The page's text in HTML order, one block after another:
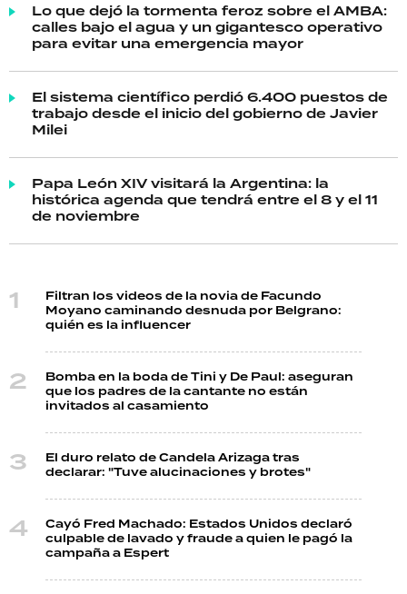
Lo que dejó la tormenta feroz sobre el AMBA:
calles bajo el agua y un gigantesco operativo
para evitar una emergencia mayor
El sistema científico perdió 6.400 puestos de
trabajo desde el inicio del gobierno de Javier
Milei
Papa León XIV visitará la Argentina: la
histórica agenda que tendrá entre el 8 y el 11
de noviembre
Filtran los videos de la novia de Facundo
Moyano caminando desnuda por Belgrano:
quién es la influencer
Bomba en la boda de Tini y De Paul: aseguran
que los padres de la cantante no están
invitados al casamiento
El duro relato de Candela Arizaga tras
declarar: "Tuve alucinaciones y brotes"
Cayó Fred Machado: Estados Unidos declaró
culpable de lavado y fraude a quien le pagó la
campaña a Espert